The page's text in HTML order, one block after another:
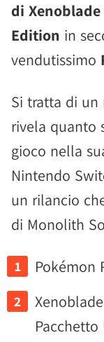
di
Edition in
vendutissimo
Si tratta di un
rivela quanto
gioco nella
Nintendo
un rilancio
di Monolith
Pokémon
Pacchetto